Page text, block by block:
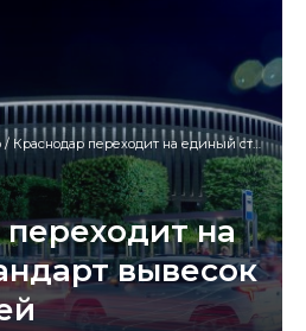
/ Краснодар переходит на единый стандарт вывесок и указателей
на
вывесок